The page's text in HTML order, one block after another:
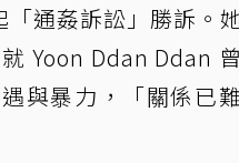
通姦訴訟」勝訴。
Yoon Ddan Ddan
與暴力，「關係已